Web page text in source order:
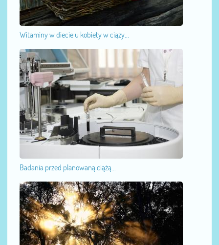
Witaminy w diecie u kobiety w ciąży...
Badania przed planowaną ciążą...